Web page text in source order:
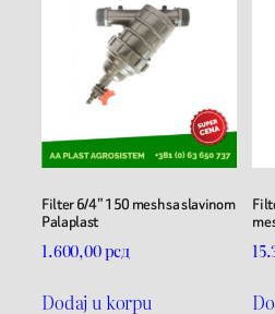
Filter 6/4” 150 mesh sa slavinom
Palaplast
1.600,00рсд
Dodaj u korpu